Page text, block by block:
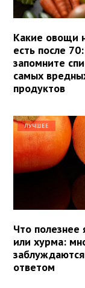
Какие овощи
есть после 70:
запомните
самых
продуктов
ЛУЧШЕЕ
Что полезнее
или хурма:
ответом